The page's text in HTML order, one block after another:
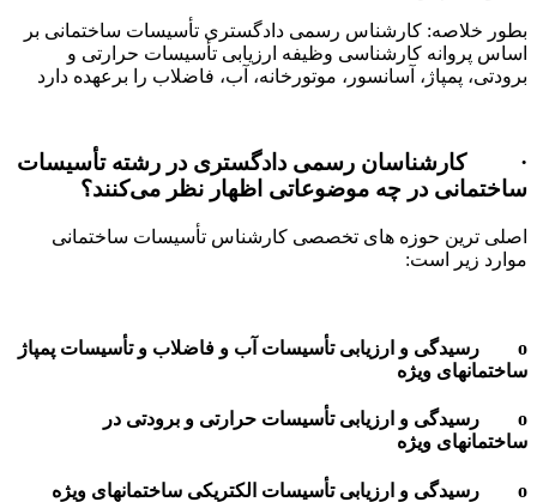
بطور خلاصه: کارشناس رسمی دادگستری تأسیسات ساختمانی بر
اساس پروانه کارشناسی وظیفه ارزیابی تأسیسات حرارتی و
برودتی، پمپاژ، آسانسور، موتورخانه، آب، فاضلاب را برعهده دارد
· کارشناسان رسمی دادگستری در رشته تأسیسات
ساختمانی در چه موضوعاتی اظهار نظر می‌کنند؟
اصلی ترین حوزه های تخصصی کارشناس تأسیسات ساختمانی
موارد زیر است:
o رسیدگی و ارزیابی تأسیسات آب و فاضلاب و تأسیسات پمپاژ
ساختمانهای ویژه
o رسیدگی و ارزیابی تأسیسات حرارتی و برودتی در
ساختمانهای ویژه
o رسیدگی و ارزیابی تأسیسات الکتریکی ساختمانهای ویژه